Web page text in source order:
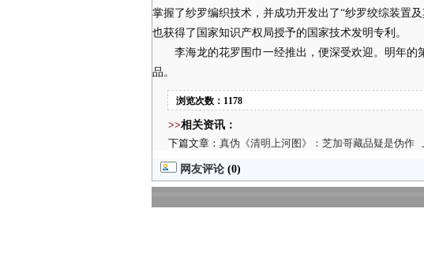
掌握了纱罗编织技术，并成功开发出了“纱罗绞综装置
也获得了国家知识产权局授予的国家技术发明专利。
李海龙的花罗围巾一经推出，便深受欢迎。明年的
品。
浏览次数：1178
>>相关资讯：
下篇文章： 真伪《清明上河图》：芝加哥藏品疑是伪作
网友评论 (0)